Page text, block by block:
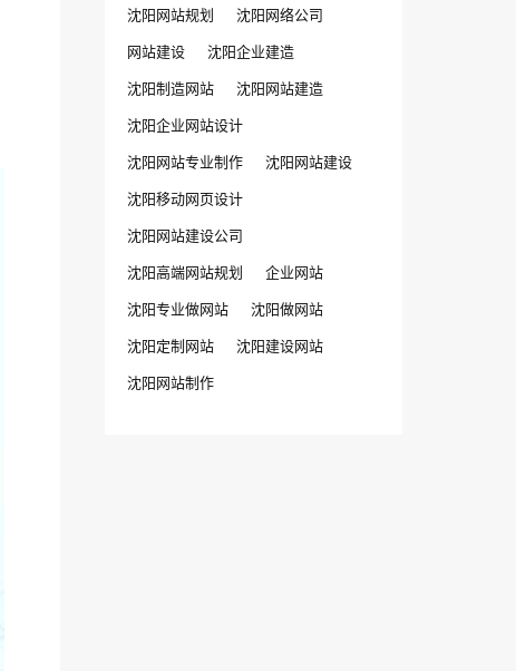
沈阳网站规划 沈阳网络公司
网站建设 沈阳企业建造
沈阳制造网站 沈阳网站建造
沈阳企业网站设计
沈阳网站专业制作 沈阳网站建设
沈阳移动网页设计
沈阳网站建设公司
沈阳高端网站规划 企业网站
沈阳专业做网站 沈阳做网站
沈阳定制网站 沈阳建设网站
沈阳网站制作